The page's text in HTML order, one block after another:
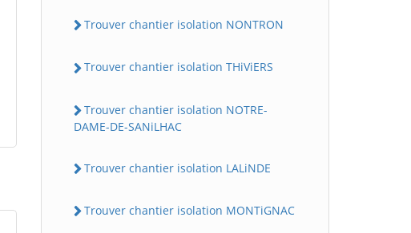
Trouver chantier isolation NONTRON
Trouver chantier isolation THiViERS
Trouver chantier isolation NOTRE-
DAME-DE-SANiLHAC
Trouver chantier isolation LALiNDE
Trouver chantier isolation MONTiGNAC